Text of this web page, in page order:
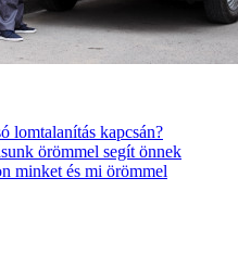
lomtalanítás kapcsán?
örömmel segít önnek
minket és mi örömmel